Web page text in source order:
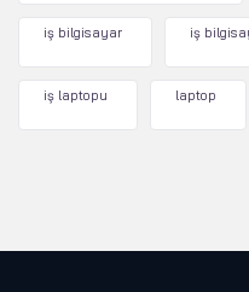
iş bilgisayar iş
iş laptopu laptop